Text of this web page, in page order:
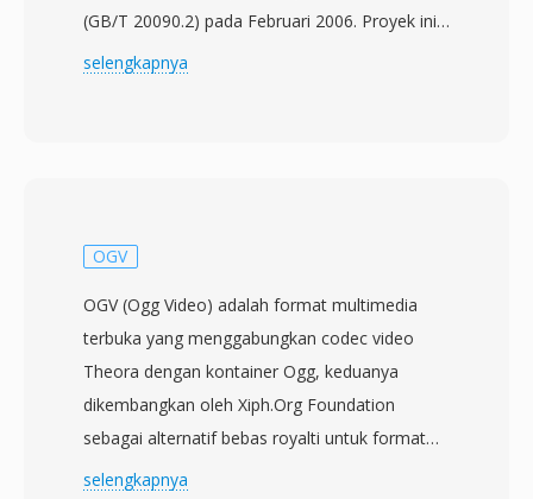
(GB/T 20090.2) pada Februari 2006. Proyek ini
dimulai pada tahun 2002 dengan tujuan
efisiensi kompresi yang sebanding dengan
paten yang lebih sederhana dengan biaya
lisensi yang jauh lebih rendah. Standar ini
mendukung resolusi video dari definisi standar
hingga definisi tinggi, menjadikannya cocok
untuk penyiaran televisi digital terestrial
maupun streaming broadband. Fitur teknis
selengkapnya
OGV
OGV (Ogg Video) adalah format multimedia
terbuka yang menggabungkan codec video
Theora dengan kontainer Ogg, keduanya
dikembangkan oleh Xiph.Org Foundation
sebagai alternatif bebas royalti untuk format
media proprietary. Theora 1.0 mencapai rilis
selengkapnya